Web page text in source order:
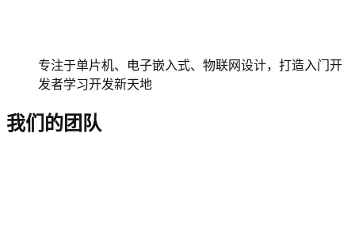
专注于单片机、电子嵌入式、物联网设计，打造入门开
发者学习开发新天地
我们的团队